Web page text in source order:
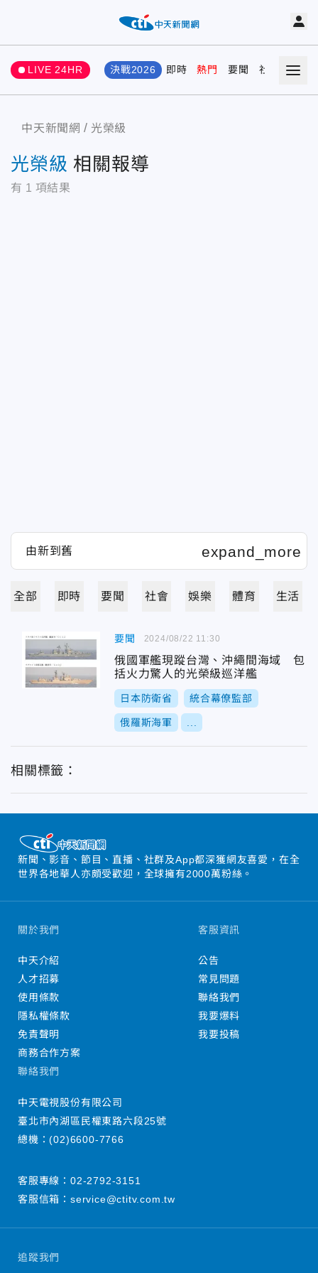
LIVE 24HR 決戰2026 即時 熱門 要聞 社會 娛樂
中天新聞網 光榮級
光榮級 相關報導
有 1 項結果
全部 即時 要聞 社會 娛樂 體育 生活
要聞
俄國軍艦現蹤台灣、沖繩間海域 包
括火力驚人的光榮級巡洋艦
日本防衛省 統合幕僚監部
俄羅斯海軍
2024/08/22 11:30
相關標籤：
新聞、影音、節目、直播、社群及App都深獲網友喜愛，在全
世界各地華人亦頗受歡迎，全球擁有2000萬粉絲。
追蹤我們
關於我們
中天介紹
人才招募
使用條款
隱私權條款
免責聲明
商務合作方案
客服資訊
公告
常見問題
聯絡我們
我要爆料
我要投稿
聯絡我們
中天電視股份有限公司
臺北市內湖區民權東路六段25號
總機：(02)6600-7766
客服專線： 02-2792-3151
客服信箱： service@ctitv.com.tw